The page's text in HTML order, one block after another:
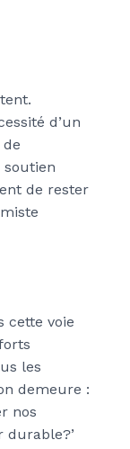
d’un
soutien
de rester
cette voie
les
demeure :
nos